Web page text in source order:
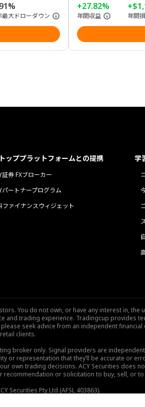
最大ドローダウン
+27.82%
年間収益 年間
ッププラットフォームとの提携
証券 FXブローカー
パートナープログラム
ファイナンスウィジェット
学
You do not own, or have any interest in,
and trading experience. Tradingcup provides
seek advice from an independent
clients.
broker only. Signal providers are
or representation that they’ll be accurate or
own trading decisions. ACY Securities does
or solicitation to buy, sell, or
Securities Pty Ltd (AFSL 403863).